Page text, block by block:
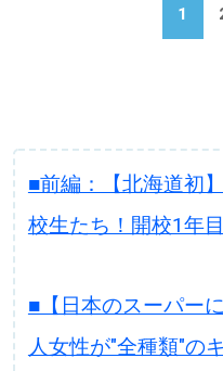
1
■前編：【北海道初
校生たち！開校1年
■【日本のスーパー
人女性が"全種類"の